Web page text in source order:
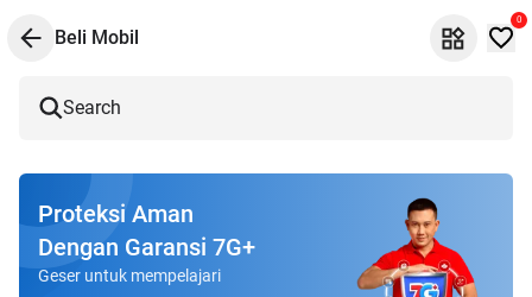
Beli Mobil
0
Search
Proteksi Aman
Dengan Garansi 7G+
Geser untuk mempelajari